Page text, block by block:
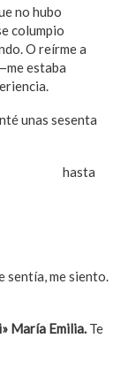
no hubo
columpio
O reírme a
estaba
unas sesenta
hasta
sentía, me siento.
María Emilia. Te